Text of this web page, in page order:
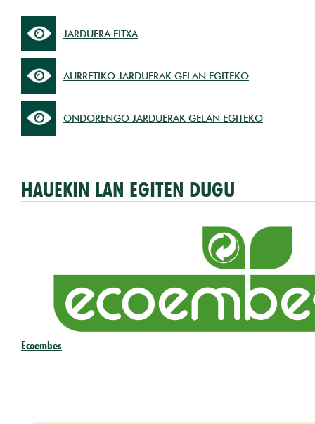
JARDUERA FITXA
AURRETIKO JARDUERAK GELAN EGITEKO
ONDORENGO JARDUERAK GELAN EGITEKO
HAUEKIN LAN EGITEN DUGU
Ecoembes